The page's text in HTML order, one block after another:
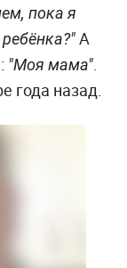
пока я
А
"Моя мама".
года назад.